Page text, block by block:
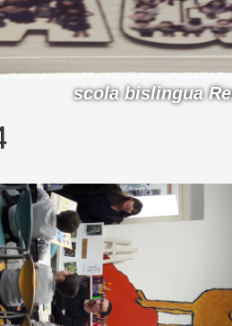
scola bislingua